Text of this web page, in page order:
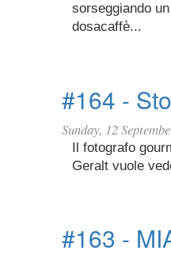
sorseggiando
dosacaffè...
#164 -
Sunday, 12
Il fotografo
Geralt vuole
#163 -